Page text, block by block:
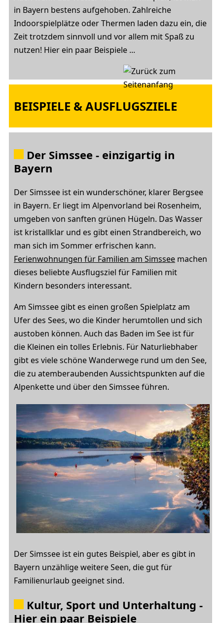
in Bayern bestens aufgehoben. Zahlreiche
Indoorspielplätze oder Thermen laden dazu ein, die
Zeit trotzdem sinnvoll und vor allem mit Spaß zu
nutzen! Hier ein paar Beispiele ...
BEISPIELE & AUSFLUGSZIELE
Der Simssee - einzigartig in
Bayern
Der Simssee ist ein wunderschöner, klarer Bergsee
in Bayern. Er liegt im Alpenvorland bei Rosenheim,
umgeben von sanften grünen Hügeln. Das Wasser
ist kristallklar und es gibt einen Strandbereich, wo
man sich im Sommer erfrischen kann.
Ferienwohnungen für Familien am Simssee machen
dieses beliebte Ausflugsziel für Familien mit
Kindern besonders interessant.
Am Simssee gibt es einen großen Spielplatz am
Ufer des Sees, wo die Kinder herumtollen und sich
austoben können. Auch das Baden im See ist für
die Kleinen ein tolles Erlebnis. Für Naturliebhaber
gibt es viele schöne Wanderwege rund um den See,
die zu atemberaubenden Aussichtspunkten auf die
Alpenkette und über den Simssee führen.
Der Simssee ist ein gutes Beispiel, aber es gibt in
Bayern unzählige weitere Seen, die gut für
Familienurlaub geeignet sind.
Kultur, Sport und Unterhaltung -
Hier ein paar Beispiele